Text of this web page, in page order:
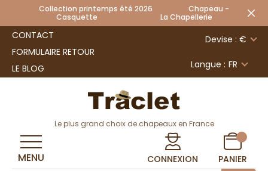
Collection printemps été 2026 Chapeau -
Casquette La Chapellerie
CONTACT
FORMULAIRE RETOUR
LE BLOG
Devise : €
Langue : FR
Le plus grand choix de chapeaux en France
CONNEXION PANIER
MENU